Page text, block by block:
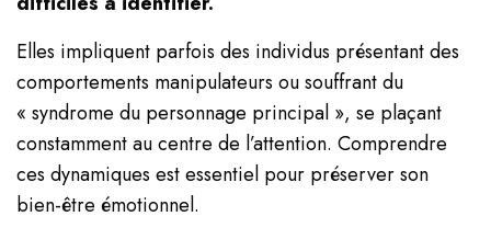
Elles impliquent parfois des individus présentant des
comportements manipulateurs ou souffrant du
« syndrome du personnage principal », se plaçant
constamment au centre de l’attention. Comprendre
ces dynamiques est essentiel pour préserver son
bien-être émotionnel.